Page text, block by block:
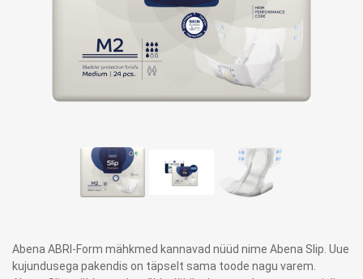
Abena ABRI-Form mähkmed kannavad nüüd nime Abena Slip. Uue
kujundusega pakendis on täpselt sama toode nagu varem.